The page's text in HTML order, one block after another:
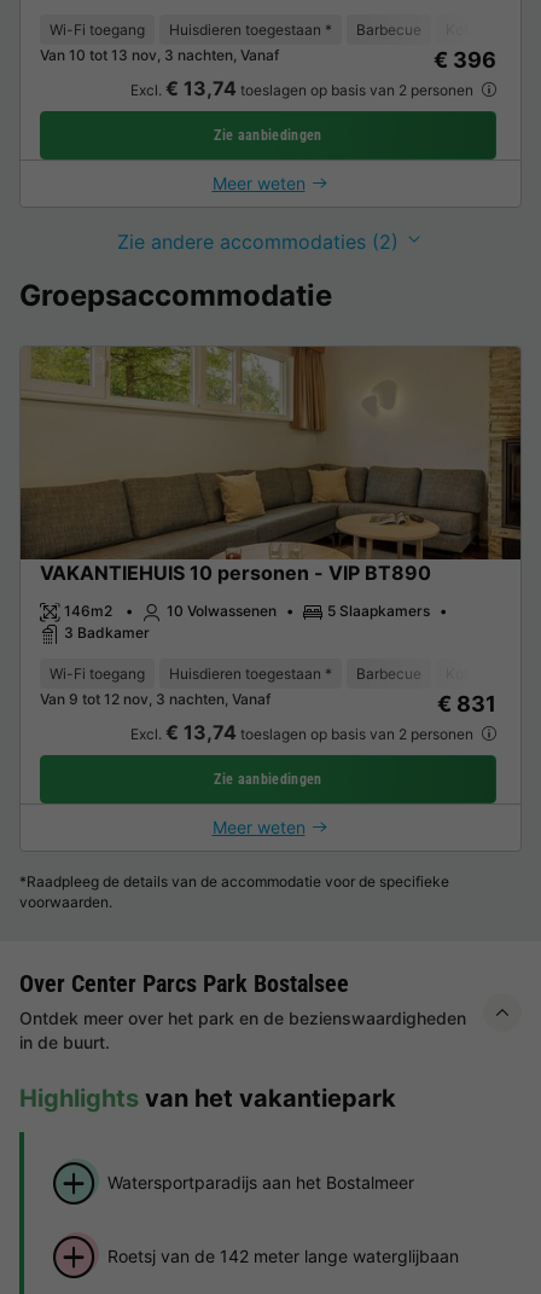
Wi-Fi toegang Huisdieren toegestaan * Barbecue
Van 10 tot 13 nov, 3 nachten, Vanaf
€ 396
Excl. € 13,74 toeslagen op basis van 2 personen
Zie aanbiedingen
Meer weten
Zie andere accommodaties (2)
Groepsaccommodatie
VAKANTIEHUIS 10 personen - VIP BT890
146m2 10 Volwassenen
5 Slaapkamers
3 Badkamer
Wi-Fi toegang Huisdieren toegestaan * Barbecue
Van 9 tot 12 nov, 3 nachten, Vanaf
€ 831
Excl. € 13,74 toeslagen op basis van 2 personen
Zie aanbiedingen
Meer weten
*Raadpleeg de details van de accommodatie voor de specifieke
voorwaarden.
Over Center Parcs Park Bostalsee
Ontdek meer over het park en de bezienswaardigheden
in de buurt.
Highlights van het vakantiepark
Watersportparadijs aan het Bostalmeer
Roetsj van de 142 meter lange waterglijbaan